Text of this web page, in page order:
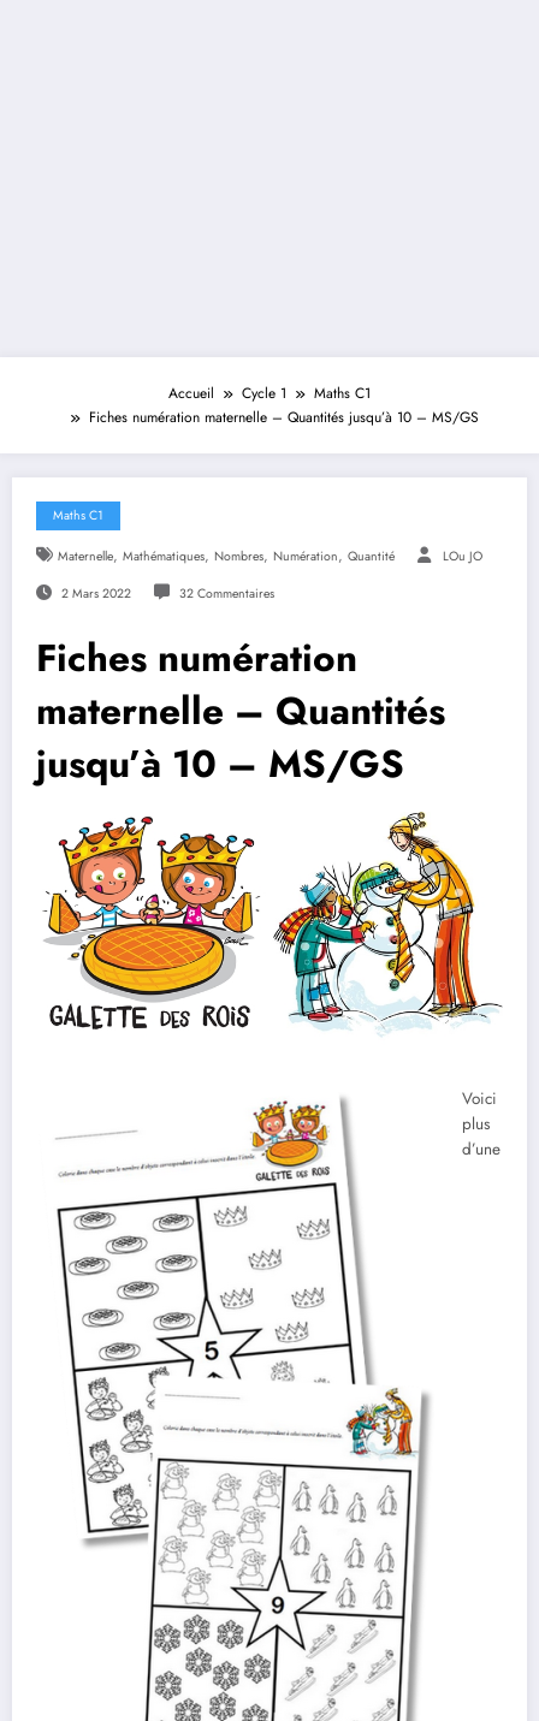
Accueil Cycle 1
Maths C1
Fiches numération maternelle – Quantités jusqu’à 10 – MS/GS
Maths C1
Maternelle, Mathématiques, Nombres, Numération, Quantité LOu JO
2 Mars 2022 32 Commentaires
Fiches numération
maternelle – Quantités
jusqu’à 10 – MS/GS
Voici
plus
d’une